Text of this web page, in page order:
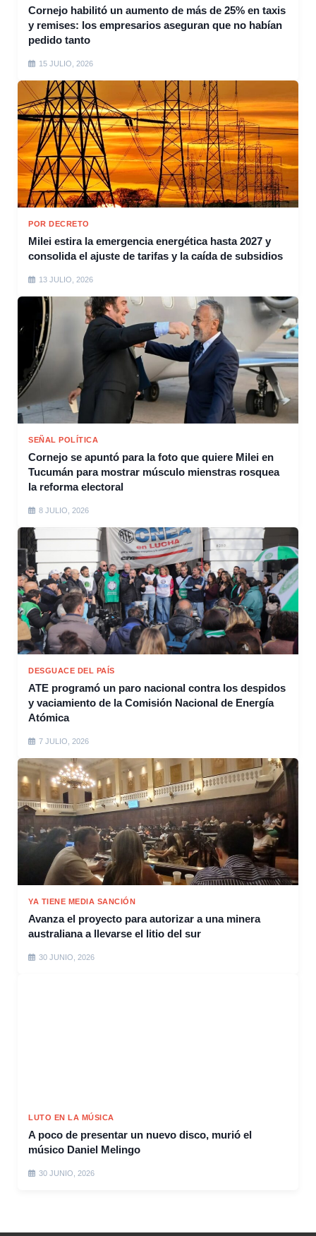
Cornejo habilitó un aumento de más de 25% en taxis
y remises: los empresarios aseguran que no habían
pedido tanto
15 JULIO, 2026
POR DECRETO
Milei estira la emergencia energética hasta 2027 y
consolida el ajuste de tarifas y la caída de subsidios
13 JULIO, 2026
SEÑAL POLÍTICA
Cornejo se apuntó para la foto que quiere Milei en
Tucumán para mostrar músculo mienstras rosquea
la reforma electoral
8 JULIO, 2026
DESGUACE DEL PAÍS
ATE programó un paro nacional contra los despidos
y vaciamiento de la Comisión Nacional de Energía
Atómica
7 JULIO, 2026
YA TIENE MEDIA SANCIÓN
Avanza el proyecto para autorizar a una minera
australiana a llevarse el litio del sur
30 JUNIO, 2026
LUTO EN LA MÚSICA
A poco de presentar un nuevo disco, murió el
músico Daniel Melingo
30 JUNIO, 2026